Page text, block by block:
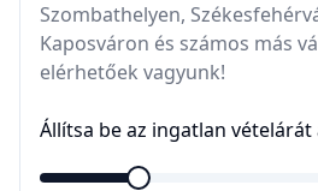
Szombathelyen,
Kaposváron és számos más
elérhetőek vagyunk!
Állítsa be az ingatlan vételárát